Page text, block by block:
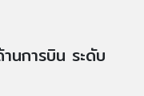
นการบิน ระดับ